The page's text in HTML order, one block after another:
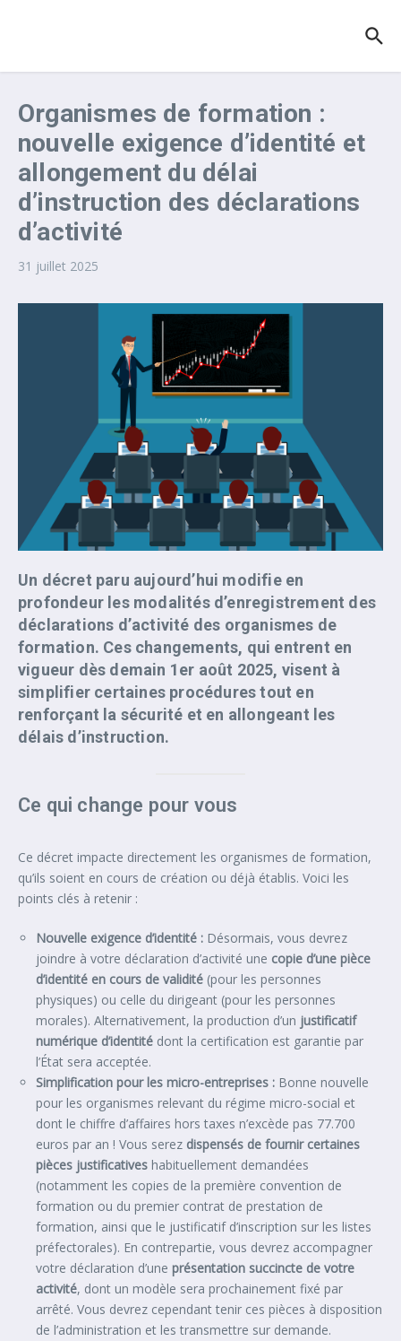
Organismes de formation :
nouvelle exigence d’identité et
allongement du délai
d’instruction des déclarations
d’activité
31 juillet 2025
Un décret paru aujourd’hui modifie en
profondeur les modalités d’enregistrement des
déclarations d’activité des organismes de
formation. Ces changements, qui entrent en
vigueur dès demain 1er août 2025, visent à
simplifier certaines procédures tout en
renforçant la sécurité et en allongeant les
délais d’instruction.
Ce qui change pour vous
Ce décret impacte directement les organismes de formation,
qu’ils soient en cours de création ou déjà établis. Voici les
points clés à retenir :
Nouvelle exigence d’identité : Désormais, vous devrez
joindre à votre déclaration d’activité une copie d’une pièce
d’identité en cours de validité (pour les personnes
physiques) ou celle du dirigeant (pour les personnes
morales). Alternativement, la production d’un justificatif
numérique d’identité dont la certification est garantie par
l’État sera acceptée.
Simplification pour les micro-entreprises : Bonne nouvelle
pour les organismes relevant du régime micro-social et
dont le chiffre d’affaires hors taxes n’excède pas 77.700
euros par an ! Vous serez dispensés de fournir certaines
pièces justificatives habituellement demandées
(notamment les copies de la première convention de
formation ou du premier contrat de prestation de
formation, ainsi que le justificatif d’inscription sur les listes
préfectorales). En contrepartie, vous devrez accompagner
votre déclaration d’une présentation succincte de votre
activité, dont un modèle sera prochainement fixé par
arrêté. Vous devrez cependant tenir ces pièces à disposition
de l’administration et les transmettre sur demande.